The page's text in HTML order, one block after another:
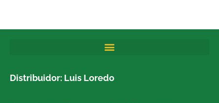
Distribuidor: Luis Loredo